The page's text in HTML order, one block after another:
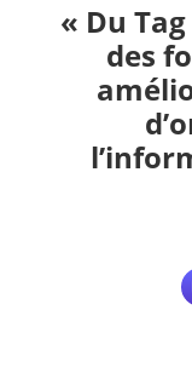
Tous les articles
« Du
des